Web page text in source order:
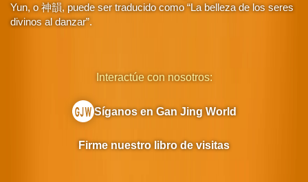
Yun, o 神韻, puede ser traducido como “La belleza de los seres
divinos al danzar”.
Interactúe con nosotros:
Síganos en Gan Jing World
Firme nuestro libro de visitas